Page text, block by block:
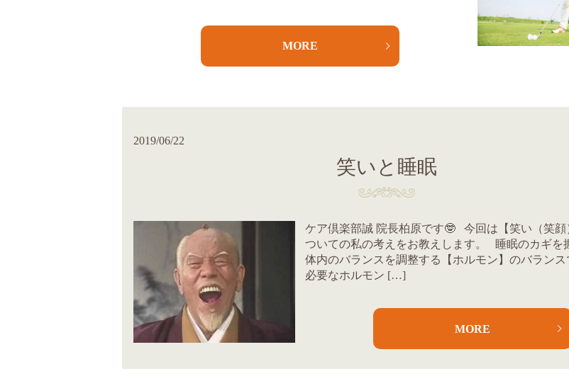
MORE
2019/06/22
笑いと睡眠
ケア倶楽部誠 院長柏原です🤓 今回は【笑い（笑顔
ついての私の考えをお教えします。 睡眠のカギを
体内のバランスを調整する【ホルモン】のバランス
必要なホルモン […]
MORE